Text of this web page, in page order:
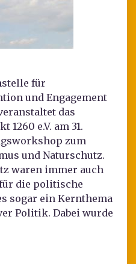
für
und Engagement
das
1260 e.V. am 31.
zum
und Naturschutz.
waren immer auch
die politische
sogar ein Kernthema
Politik. Dabei wurde